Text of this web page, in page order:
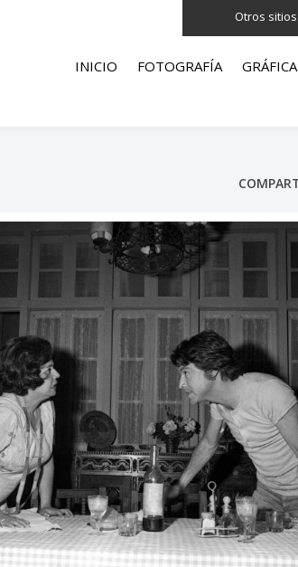
Otros sitios
INICIO FOTOGRAFÍA GRÁFICA